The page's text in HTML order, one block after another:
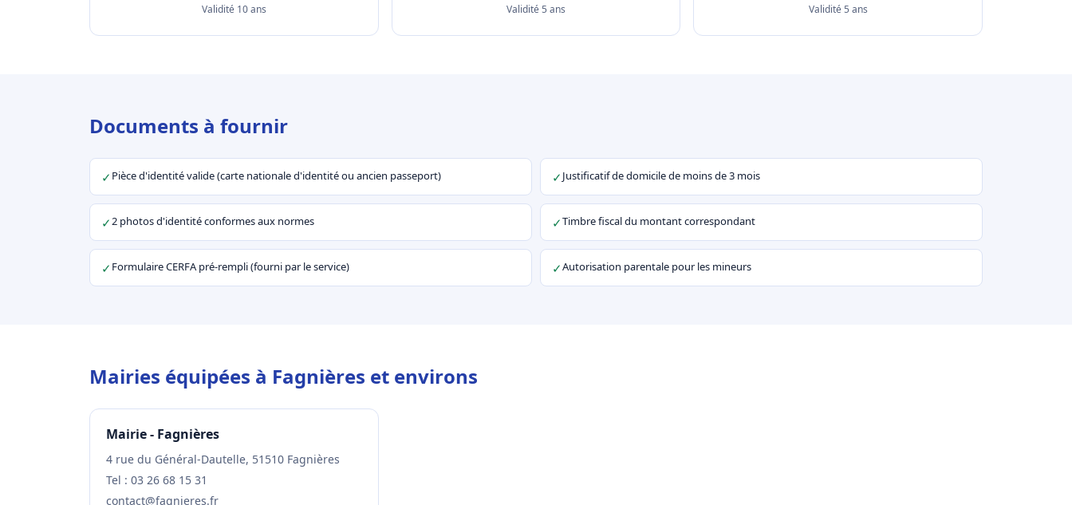
Validité 10 ans Validité 5 ans Validité 5 ans
Documents à fournir
✓ Pièce d'identité valide (carte nationale d'identité ou ancien passeport) ✓Justificatif de domicile de moins de 3 mois
✓2 photos d'identité conformes aux normes ✓Timbre fiscal du montant correspondant
✓ Formulaire CERFA pré-rempli (fourni par le service) ✓Autorisation parentale pour les mineurs
Mairies équipées à Fagnières et environs
Mairie - Fagnières
4 rue du Général-Dautelle, 51510 Fagnières
Tel : 03 26 68 15 31
contact@fagnieres.fr